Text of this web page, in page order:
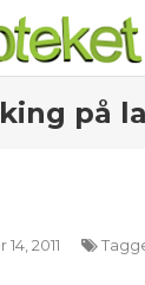
på
2011